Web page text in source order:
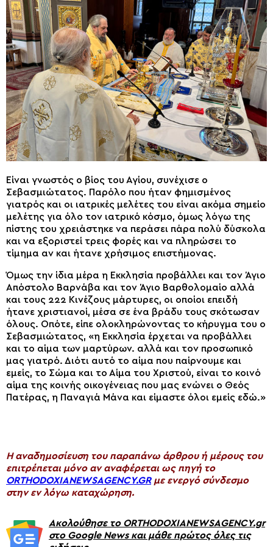
Είναι γνωστός ο βίος του Αγίου, συνέχισε ο
Σεβασμιώτατος. Παρόλο που ήταν φημισμένος
γιατρός και οι ιατρικές μελέτες του είναι ακόμα σημείο
μελέτης για όλο τον ιατρικό κόσμο, όμως λόγω της
πίστης του χρειάστηκε να περάσει πάρα πολύ δύσκολα
και να εξοριστεί τρεις φορές και να πληρώσει το
τίμημα αν και ήτανε χρήσιμος επιστήμονας.
Όμως την ίδια μέρα η Εκκλησία προβάλλει και τον Άγιο
Απόστολο Βαρνάβα και τον Άγιο Βαρθολομαίο αλλά
και τους 222 Κινέζους μάρτυρες, οι οποίοι επειδή
ήτανε χριστιανοί, μέσα σε ένα βράδυ τους σκότωσαν
όλους. Οπότε, είπε ολοκληρώνοντας το κήρυγμα του ο
Σεβασμιώτατος, «η Εκκλησία έρχεται να προβάλλει
και το αίμα των μαρτύρων. αλλά και τον προσωπικό
μας γιατρό. Διότι αυτό το αίμα που παίρνουμε και
εμείς, το Σώμα και το Αίμα του Χριστού, είναι το κοινό
αίμα της κοινής οικογένειας που μας ενώνει ο Θεός
Πατέρας, η Παναγιά Μάνα και είμαστε όλοι εμείς εδώ.»
H αναδημοσίευση του παραπάνω άρθρου ή μέρους του
επιτρέπεται μόνο αν αναφέρεται ως πηγή το
ORTHODOXIANEWSAGENCY.GRμε ενεργό σύνδεσμο
στην εν λόγω καταχώρηση.
Ακολούθησε το ORTHODOXIANEWSAGENCY.gr
στο Google News και μάθε πρώτος όλες τις